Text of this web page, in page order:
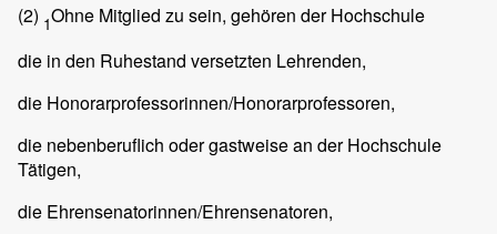
(2) 1Ohne Mitglied zu sein, gehören der Hochschule
die in den Ruhestand versetzten Lehrenden,
die Honorarprofessorinnen/Honorarprofessoren,
die nebenberuflich oder gastweise an der Hochschule
Tätigen,
die Ehrensenatorinnen/Ehrensenatoren,